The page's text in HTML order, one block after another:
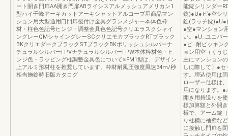
ート開き門扉AA開き門扉ABライシスアルメッシュアメリカン1
型ハイ千峰アーキカットアーキシャットアルコーブ用商品マン
ション用大型通用口門扉後付け金具グランメジャー本体色枠
材・柱色色記号ヒンジ・調整金具色色記号クリエラスクシャイ
ングレーQMシャイングレーSCクリエモカブラックRTブラック
BKクリエダークブラックSTブラックBKポリッシュシルバーナ
チュラルシルバーFPVナチュラルシルバーFPW本体枠材色・ヒ
ンジ色・ラッピング柱調整金具色について※FM1型は、デザイン
上アルミ形材柱を推奨しています。枠材耐風圧強度風速34m/秒
相当施錠時旧版カタログ
能錠シリンダー
錠)●U●ピ●空シ
錠(ラッチ錠)●U●
●空●マンション
い。●U…ユニバ
●ピ…耐ピッキン
ョン用空（くう
主にマンション
しに際して〕●
す。埋込使用は
ローザー仕様は
用になります。●
開き用持送りを
様加算額と外開
様で、アーム錠
り柱横に袖壁な
に接触し門扉を